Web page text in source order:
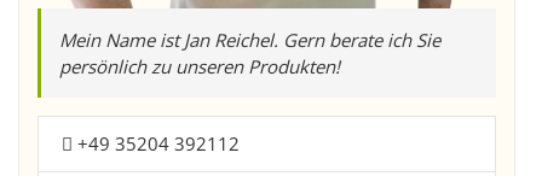
Mein Name ist Jan Reichel. Gern berate ich Sie
persönlich zu unseren Produkten!
+49 35204 392112